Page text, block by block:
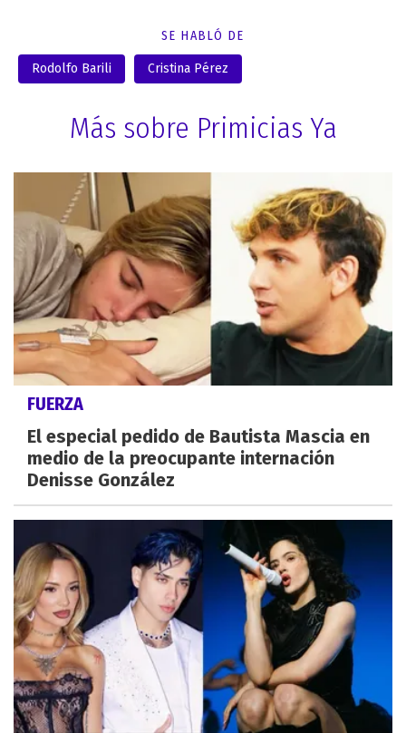
SE HABLÓ DE
Rodolfo Barili Cristina Pérez
Más sobre Primicias Ya
FUERZA
El especial pedido de Bautista Mascia en
medio de la preocupante internación
Denisse González